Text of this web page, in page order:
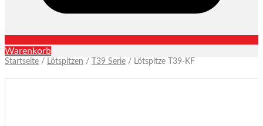
Warenkorb
Startseite / Lötspitzen / T39 Serie / Lötspitze T39-KF